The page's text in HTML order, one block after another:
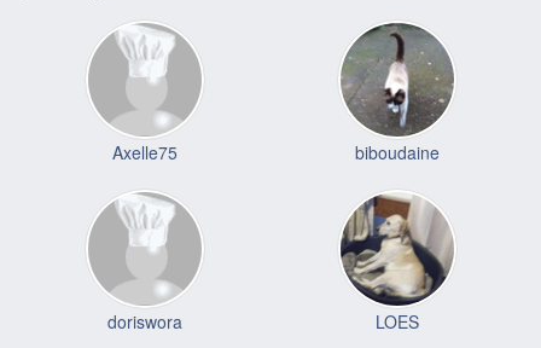
Axelle75 biboudaine
doriswora LOES